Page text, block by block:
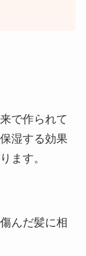
で作られて
湿する効果
ます。
んだ髪に相